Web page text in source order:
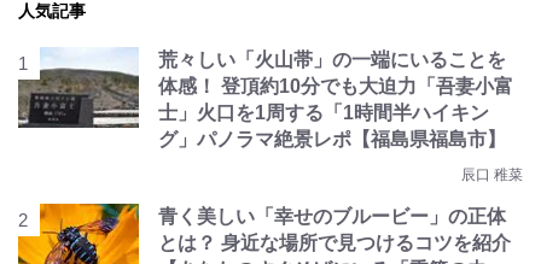
人気記事
荒々しい「火山帯」の一端にいることを
体感！ 登頂約10分でも大迫力「吾妻小富
士」火口を1周する「1時間半ハイキン
グ」パノラマ絶景レポ【福島県福島市】
辰口 稚菜
青く美しい「幸せのブルービー」の正体
とは？ 身近な場所で見つけるコツを紹介